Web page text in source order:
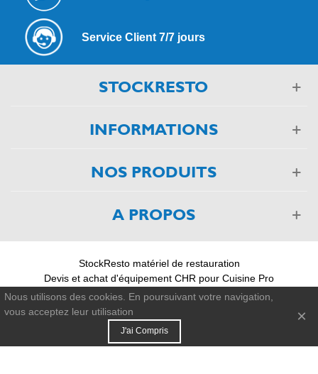
Service Client 7/7 jours
STOCKRESTO
INFORMATIONS
NOS PRODUITS
A PROPOS
StockResto matériel de restauration
Devis et achat d'équipement CHR pour Cuisine Pro
03 88 75 55 55
© 2011-2026 - StockResto +33 388 755 555
Nous utilisons des cookies. En poursuivant votre navigation,
vous acceptez leur utilisation
J'ai Compris
×